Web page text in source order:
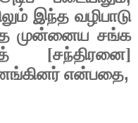
இந்த வழிபாடு
முன்னைய சங்க
[சந்திரனை]
என்பதை,